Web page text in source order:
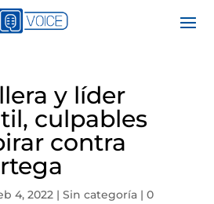
y líder
culpables
contra
4, 2022| Sin categoría| 0